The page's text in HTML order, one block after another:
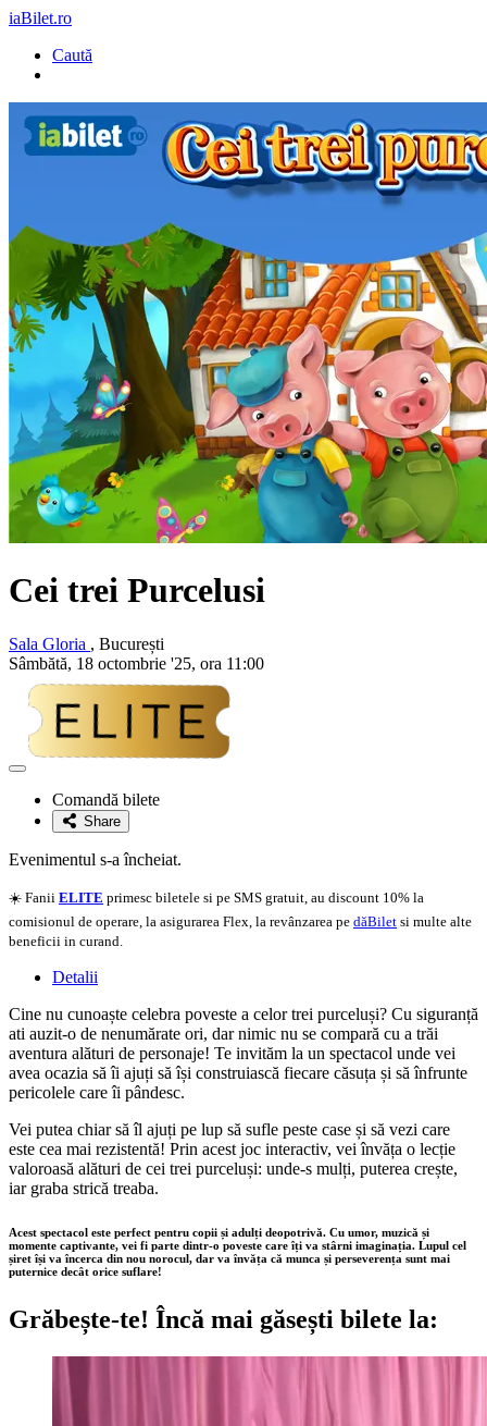
iaBilet.ro
Caută
Cei trei Purcelusi
Sala Gloria , București
Sâmbătă, 18 octombrie '25, ora 11:00
Adaugă
favoriteComandă bilete
Share
Evenimentul s-a încheiat.
☀️ Fanii ELITE primesc biletele si pe SMS gratuit, au discount 10% la
comisionul de operare, la asigurarea Flex, la revânzarea pe dăBilet si multe alte
beneficii in curand.
Detalii
Cine nu cunoaște celebra poveste a celor trei purceluși? Cu siguranță
ati auzit-o de nenumărate ori, dar nimic nu se compară cu a trăi
aventura alături de personaje! Te invităm la un spectacol unde vei
avea ocazia să îi ajuți să își construiască fiecare căsuța și să înfrunte
pericolele care îi pândesc.
Vei putea chiar să îl ajuți pe lup să sufle peste case și să vezi care
este cea mai rezistentă! Prin acest joc interactiv, vei învăța o lecție
valoroasă alături de cei trei purceluși: unde-s mulți, puterea crește,
iar graba strică treaba.
Acest spectacol este perfect pentru copii și adulți deopotrivă. Cu umor, muzică și
momente captivante, vei fi parte dintr-o poveste care îți va stârni imaginația. Lupul cel
șiret își va încerca din nou norocul, dar va învăța că munca și perseverența sunt mai
puternice decât orice suflare!
Grăbește-te! Încă mai găsești bilete la: